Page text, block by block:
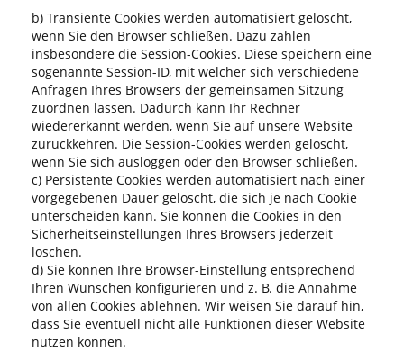
b) Transiente Cookies werden automatisiert gelöscht,
wenn Sie den Browser schließen. Dazu zählen
insbesondere die Session-Cookies. Diese speichern eine
sogenannte Session-ID, mit welcher sich verschiedene
Anfragen Ihres Browsers der gemeinsamen Sitzung
zuordnen lassen. Dadurch kann Ihr Rechner
wiedererkannt werden, wenn Sie auf unsere Website
zurückkehren. Die Session-Cookies werden gelöscht,
wenn Sie sich ausloggen oder den Browser schließen.
c) Persistente Cookies werden automatisiert nach einer
vorgegebenen Dauer gelöscht, die sich je nach Cookie
unterscheiden kann. Sie können die Cookies in den
Sicherheitseinstellungen Ihres Browsers jederzeit
löschen.
d) Sie können Ihre Browser-Einstellung entsprechend
Ihren Wünschen konfigurieren und z. B. die Annahme
von allen Cookies ablehnen. Wir weisen Sie darauf hin,
dass Sie eventuell nicht alle Funktionen dieser Website
nutzen können.